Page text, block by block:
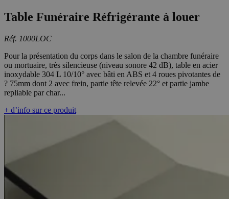
Table Funéraire Réfrigérante à louer
Réf. 1000LOC
Pour la présentation du corps dans le salon de la chambre funéraire
ou mortuaire, très silencieuse (niveau sonore 42 dB), table en acier
inoxydable 304 L 10/10° avec bâti en ABS et 4 roues pivotantes de
? 75mm dont 2 avec frein, partie tête relevée 22° et partie jambe
repliable par char...
+ d’info sur ce produit